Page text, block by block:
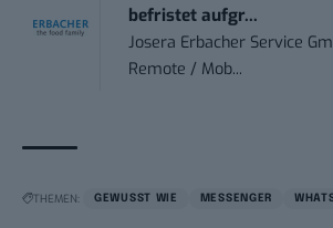
befristet aufgr...
Josera Erbacher Service
Remote / Mob...
THEMEN: GEWUSST WIE MESSENGER